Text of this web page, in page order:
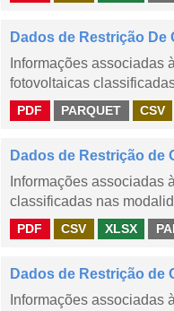
Dados de Restrição
Informações associadas
fotovoltaicas
PDF PARQUET CSV
Dados de Restrição de
Informações associadas
classificadas nas
PDF CSV XLSX
Dados de Restrição de
Informações associadas